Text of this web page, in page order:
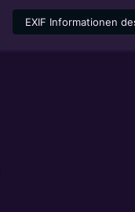
EXIF Informationen